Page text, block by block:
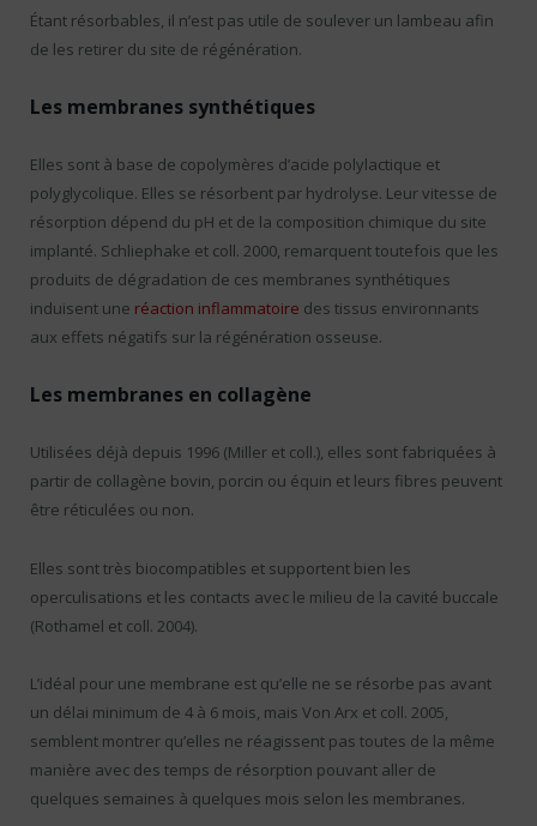
Étant résorbables, il n’est pas utile de soulever un lambeau afin
de les retirer du site de régénération.
Les membranes synthétiques
Elles sont à base de copolymères d’acide polylactique et
polyglycolique. Elles se résorbent par hydrolyse. Leur vitesse de
résorption dépend du pH et de la composition chimique du site
implanté. Schliephake et coll. 2000, remarquent toutefois que les
produits de dégradation de ces membranes synthétiques
induisent une réaction inflammatoire des tissus environnants
aux effets négatifs sur la régénération osseuse.
Les membranes en collagène
Utilisées déjà depuis 1996 (Miller et coll.), elles sont fabriquées à
partir de collagène bovin, porcin ou équin et leurs fibres peuvent
être réticulées ou non.
Elles sont très biocompatibles et supportent bien les
operculisations et les contacts avec le milieu de la cavité buccale
(Rothamel et coll. 2004).
L’idéal pour une membrane est qu’elle ne se résorbe pas avant
un délai minimum de 4 à 6 mois, mais Von Arx et coll. 2005,
semblent montrer qu’elles ne réagissent pas toutes de la même
manière avec des temps de résorption pouvant aller de
quelques semaines à quelques mois selon les membranes.